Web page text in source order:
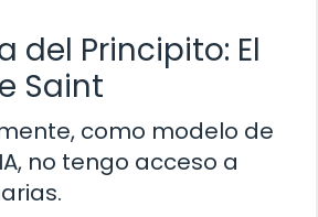
del Principito: El
Saint
como modelo de
no tengo acceso a